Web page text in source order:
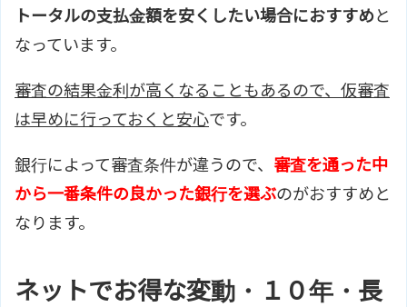
トータルの支払金額を安くしたい場合におすすめと
なっています。
審査の結果金利が高くなることもあるので、仮審査
は早めに行っておくと安心です。
銀行によって審査条件が違うので、 審査を通った中
から一番条件の良かった銀行を選ぶのがおすすめと
なります。
ネットでお得な変動・１０年・長